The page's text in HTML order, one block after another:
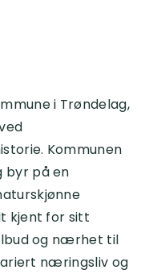
i Trøndelag,
Kommunen
byr på en
kjent for sitt
og nærhet til
næringsliv og